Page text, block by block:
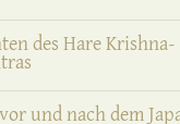
des Hare Krishna-
und nach dem